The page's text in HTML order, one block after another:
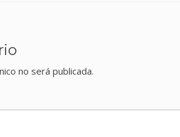
no será publicada.